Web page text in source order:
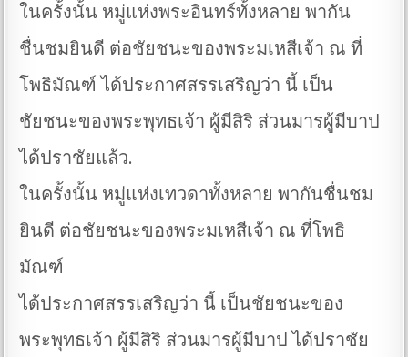
ในครั้งนั้น หมู่แห่งพระอินทร์ทั้งหลาย พากัน
ชื่นชมยินดี ต่อชัยชนะของพระมเหสีเจ้า ณ ที่
โพธิมัณฑ์ ได้ประกาศสรรเสริญว่า นี้ เป็น
ชัยชนะของพระพุทธเจ้า ผู้มีสิริ ส่วนมารผู้มีบาป
ได้ปราชัยแล้ว.
ในครั้งนั้น หมู่แห่งเทวดาทั้งหลาย พากันชื่นชม
ยินดี ต่อชัยชนะของพระมเหสีเจ้า ณ ที่โพธิ
มัณฑ์
ได้ประกาศสรรเสริญว่า นี้ เป็นชัยชนะของ
พระพุทธเจ้า ผู้มีสิริ ส่วนมารผู้มีบาป ได้ปราชัย